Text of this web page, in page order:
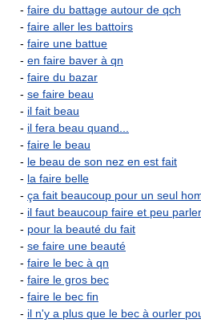
- faire du battage autour de qch
- faire aller les battoirs
- faire une battue
- en faire baver à qn
- faire du bazar
- se faire beau
- il fait beau
- il fera beau quand...
- faire le beau
- le beau de son nez en est fait
- la faire belle
- ça fait beaucoup pour un seul
- il faut beaucoup faire et peu parler
- pour la beauté du fait
- se faire une beauté
- faire le bec à qn
- faire le gros bec
- faire le bec fin
- il n'y a plus que le bec à ourler